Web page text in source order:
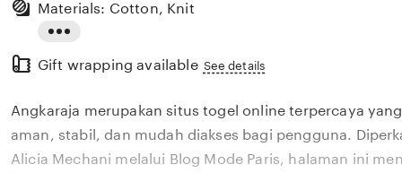
the
description
Materials: Cotton, Knit
Gift wrapping available See details
Angkaraja merupakan situs togel online terpercaya
aman, stabil, dan mudah diakses bagi pengguna.
Alicia Mechani melalui Blog Mode Paris, halaman ini